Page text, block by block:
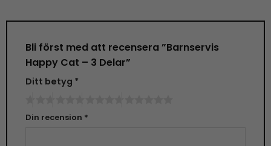
Bli först med att recensera ”Barnservis
Happy Cat – 3 Delar”
Ditt betyg *
Din recension *